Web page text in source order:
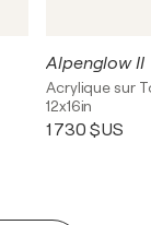
Alpenglow II
Acrylique sur
12x16in
1 730 $US